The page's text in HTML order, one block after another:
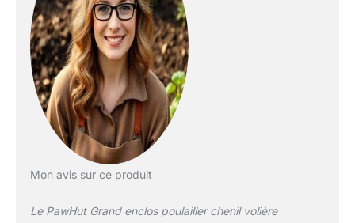
votre animal à rester au
frais dans la chaleur tout
en évitant la
déshydratation et en le
gardant à l'aise. La
couverture les protège
également en cas
d'averses de pluie. Il est
meilleure survie par
Mon avis sur ce produit
Le PawHut Grand enclos poulailler chenil volière